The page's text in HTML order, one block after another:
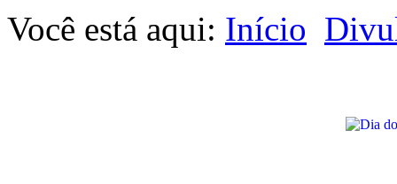
Você está aqui: Início